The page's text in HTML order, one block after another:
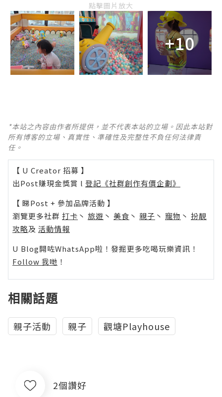
點擊圖片放大
+10
*本站之內容由作者所提供，並不代表本站的立場。因此本站對
所有博客的立場、真實性、準確性及完整性不負任何法律責
任。
【 U Creator 招募 】
出Post賺現金獎賞 l 登記《社群創作有價企劃》
【 睇Post + 參加品牌活動 】
瀏覽更多社群 打卡 丶 旅遊 丶 美食 丶 親子 丶 寵物 丶 扮靚
攻略及 活動情報
U Blog開咗WhatsApp啦！發掘更多吃喝玩樂資訊！
Follow 我哋 ！
相關話題
親子活動 親子 觀塘Playhouse
2個讚好